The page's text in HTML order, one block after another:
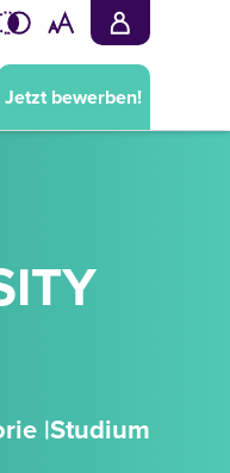
Jetzt bewerben!
|Studium